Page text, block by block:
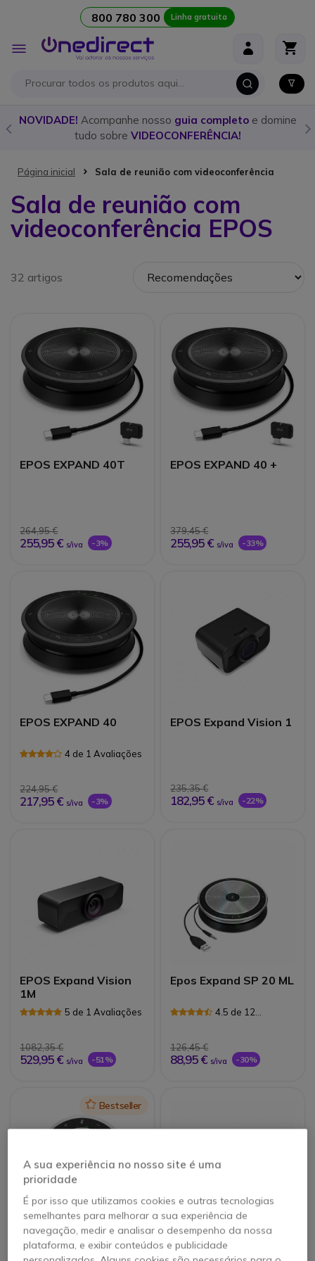
800 780 300 Linha gratuita
Alternar
Nav
NOVIDADE!Acompanhe nossoguia completoe domine
tudo sobreVIDEOCONFERÊNCIA!
Página inicial Sala de reunião com videoconferência
Sala de reunião com
videoconferência EPOS
32 artigos
EPOS EXPAND 40T
264,95 €
255,95 € s/iva -3%
EPOS EXPAND 40 +
379,45 €
255,95 € s/iva -33%
EPOS EXPAND 40
4 de 1 Avaliações
224,95 €
217,95 € s/iva -3%
EPOS Expand Vision 1
235,35 €
182,95 € s/iva -22%
EPOS Expand Vision
1M
5 de 1 Avaliações
1082,35 €
529,95 € s/iva -51%
Epos Expand SP 20 ML
4.5 de 12
126,45 €
88,95 € s/iva -30%
IconBestseller
EPOS EXPAND SP 30
+
EPOS EXPAND 80 Mic
A sua experiência no nosso site é uma
prioridade
É por isso que utilizamos cookies e outras tecnologias
semelhantes para melhorar a sua experiência de
navegação, medir e analisar o desempenho da nossa
plataforma, e exibir conteúdos e publicidade